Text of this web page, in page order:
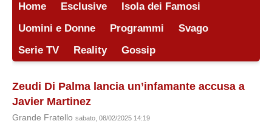
Home Esclusive
Isola dei Famosi
Uomini e Donne
Programmi
Svago
Serie TV
Reality Gossip
Zeudi Di Palma lancia un’infamante accusa a
Javier Martinez
Grande Fratello sabato, 08/02/2025 14:19